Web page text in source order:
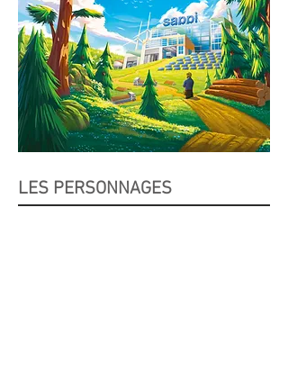
LES PERSONNAGES